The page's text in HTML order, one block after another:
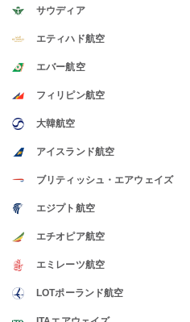
サウディア
エティハド航空
エバー航空
フィリピン航空
大韓航空
アイスランド航空
ブリティッシュ・エアウェイズ
エジプト航空
エチオピア航空
エミレーツ航空
LOTポーランド航空